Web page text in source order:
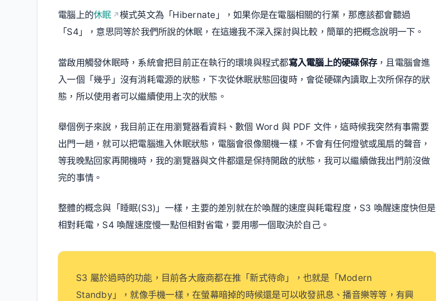
電腦上的休眠
模式英文為「Hibernate」，如果你是在電腦相關的行業，那應該都會聽過
「S4」，意思同等於我們所說的休眠，在這邊我不深入探討與比較，簡單的把概念說明一下。
當啟用觸發休眠時，系統會把目前正在執行的環境與程式都寫入電腦上的硬碟保存，且電腦會進
入一個「幾乎」沒有消耗電源的狀態，下次從休眠狀態回復時，會從硬碟內讀取上次所保存的狀
態，所以使用者可以繼續使用上次的狀態。
舉個例子來說，我目前正在用瀏覽器看資料、數個 Word 與 PDF 文件，這時候我突然有事需要
出門一趟，就可以把電腦進入休眠狀態，電腦會很像關機一樣，不會有任何燈號或風扇的聲音，
等我晚點回家再開機時，我的瀏覽器與文件都還是保持開啟的狀態，我可以繼續做我出門前沒做
完的事情。
整體的概念與「睡眠(S3)」一樣，主要的差別就在於喚醒的速度與耗電程度，S3 喚醒速度快但是
相對耗電，S4 喚醒速度慢一點但相對省電，要用哪一個取決於自己。
S3 屬於過時的功能，目前各大廠商都在推「新式待命」，也就是「Modern
Standby」，就像手機一樣，在螢幕暗掉的時候還是可以收發訊息、播音樂等等，有興